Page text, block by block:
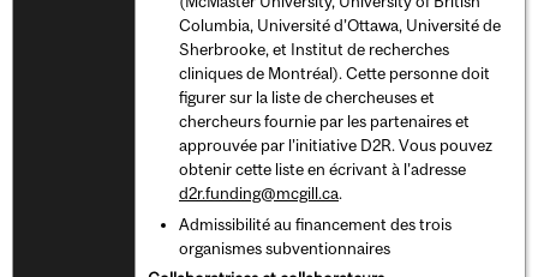
Columbia, Université d’Ottawa, Université de
Sherbrooke, et Institut de recherches
cliniques de Montréal). Cette personne doit
figurer sur la liste de chercheuses et
chercheurs fournie par les partenaires et
approuvée par l’initiative D2R. Vous pouvez
obtenir cette liste en écrivant à l’adresse
d2r.funding@mcgill.ca.
Admissibilité au financement des trois
organismes subventionnaires